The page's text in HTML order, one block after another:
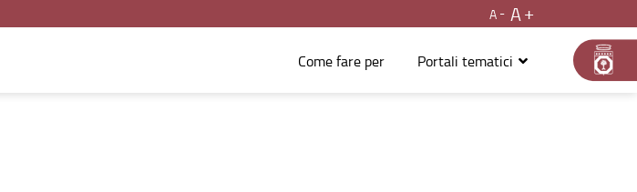
A
A
Come fare per Portali tematici